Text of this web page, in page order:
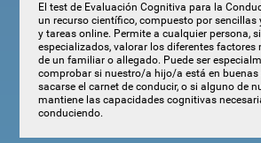
El test de Evaluación Cognitiva para la
un recurso científico, compuesto por sencillas
y tareas online. Permite a cualquier persona,
especializados, valorar los diferentes factores
de un familiar o allegado. Puede ser
comprobar si nuestro/a hijo/a está en buenas
sacarse el carnet de conducir, o si alguno de
mantiene las capacidades cognitivas
conduciendo.